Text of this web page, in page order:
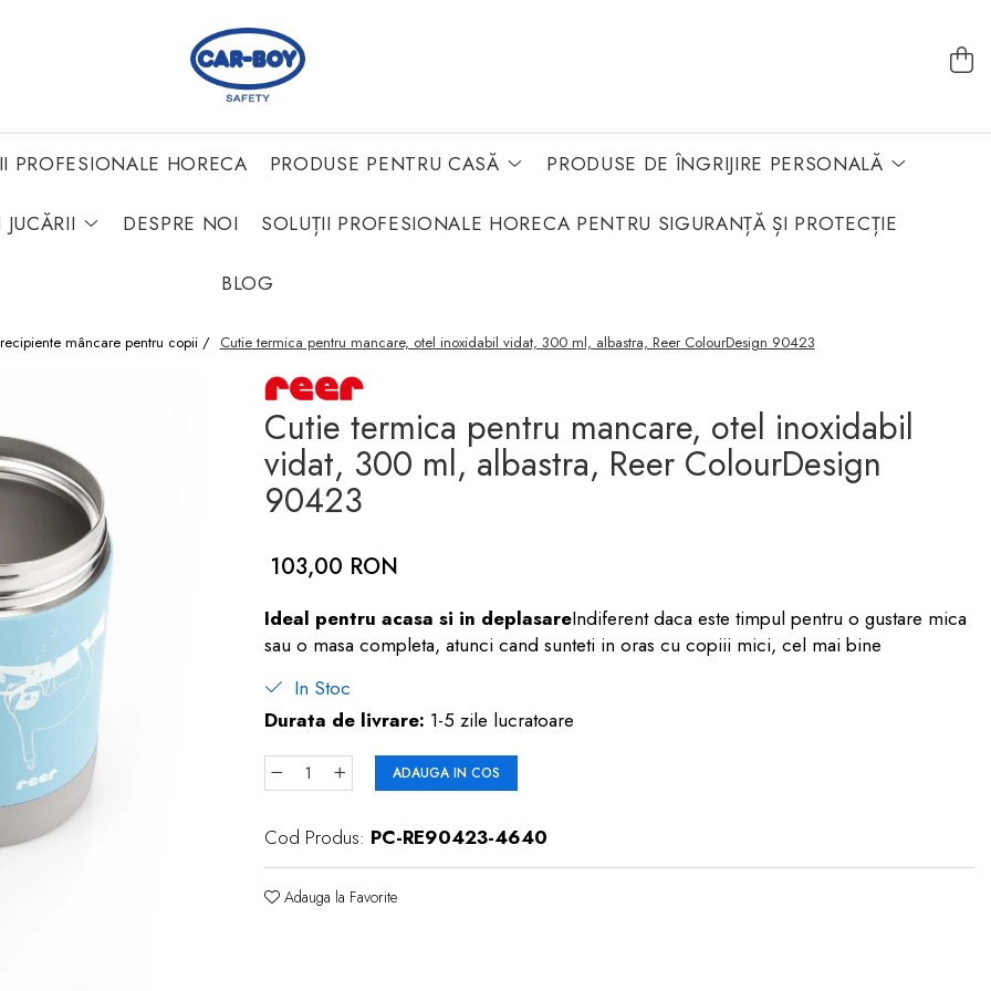
PROFESIONALE HORECA PRODUSE PENTRU CASĂ PRODUSE DE ÎNGRIJIRE PERSONALĂ
JUCĂRII DESPRE NOI SOLUȚII PROFESIONALE HORECA PENTRU SIGURANȚĂ ȘI PROTECȚIE
BLOG
mâncare pentru copii / Cutie termica pentru mancare, otel inoxidabil vidat, 300 ml, albastra, Reer ColourDesign 90423
Cutie termica pentru mancare, otel inoxidabil
vidat, 300 ml, albastra, Reer ColourDesign
90423
103,00 RON
Ideal pentru acasa si in deplasareIndiferent daca este timpul pentru o gustare mica
sau o masa completa, atunci cand sunteti in oras cu copiii mici, cel mai bine
In Stoc
Durata de livrare: 1-5 zile lucratoare
ADAUGA IN COS
Cod Produs: PC-RE90423-4640
Adauga la Favorite